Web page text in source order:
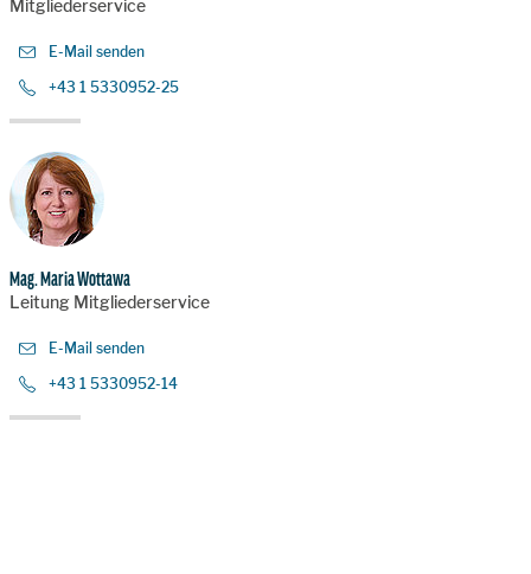
Mitgliederservice
E-Mail senden
+43 1 5330952-25
Mag. Maria Wottawa
Leitung Mitgliederservice
E-Mail senden
+43 1 5330952-14